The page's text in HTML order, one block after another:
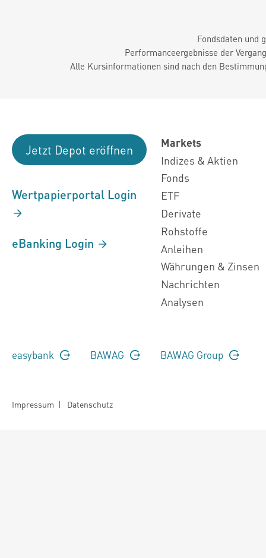
Fondsdaten und
Performanceergebnisse der
Alle Kursinformationen sind nach den
Jetzt Depot eröffnen
Wertpapierportal Login
eBanking Login
Markets
Indizes & Aktien
Fonds
ETF
Derivate
Rohstoffe
Anleihen
Währungen & Zinsen
Nachrichten
Analysen
easybank BAWAG BAWAG Group
Impressum | Datenschutz